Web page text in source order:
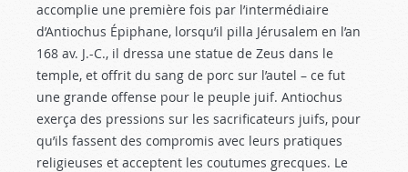
accomplie une première fois par l’intermédiaire
d’Antiochus Épiphane, lorsqu’il pilla Jérusalem en l’an
168 av. J.-C., il dressa une statue de Zeus dans le
temple, et offrit du sang de porc sur l’autel – ce fut
une grande offense pour le peuple juif. Antiochus
exerça des pressions sur les sacrificateurs juifs, pour
qu’ils fassent des compromis avec leurs pratiques
religieuses et acceptent les coutumes grecques. Le